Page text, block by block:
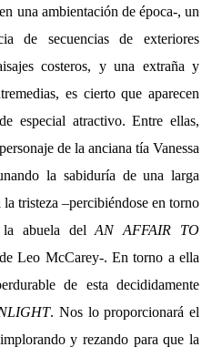
una ambientación de época-, un
de secuencias de exteriores
costeros, y una extraña y
es cierto que aparecen
especial atractivo. Entre ellas,
de la anciana tía Vanessa
la sabiduría de una larga
tristeza –percibiéndose en torno
la abuela delAN AFFAIR TO
Leo McCarey-. En torno a ella
de esta decididamente
. Nos lo proporcionará el
y rezando para que la